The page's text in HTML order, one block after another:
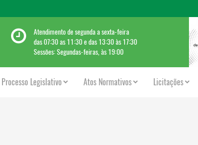
Atendimento de segunda a sexta-feira
das 07:30 as 11:30 e das 13:30 às 17:30
Sessões: Segundas-feiras, às 19:00
Processo Legislativo Atos Normativos Licitações